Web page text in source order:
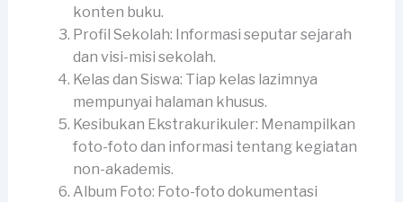
konten buku.
Profil Sekolah: Informasi seputar sejarah
dan visi-misi sekolah.
Kelas dan Siswa: Tiap kelas lazimnya
mempunyai halaman khusus.
Kesibukan Ekstrakurikuler: Menampilkan
foto-foto dan informasi tentang kegiatan
non-akademis.
Album Foto: Foto-foto dokumentasi